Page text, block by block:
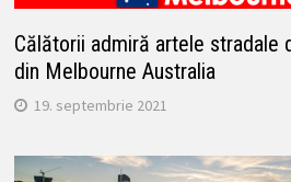
Călătorii admiră artele stradale
din Melbourne Australia
19. septembrie 2021